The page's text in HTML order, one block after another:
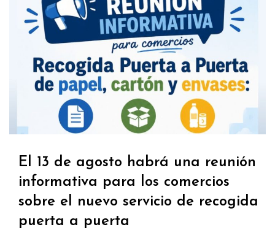
El 13 de agosto habrá una reunión
informativa para los comercios
sobre el nuevo servicio de recogida
puerta a puerta